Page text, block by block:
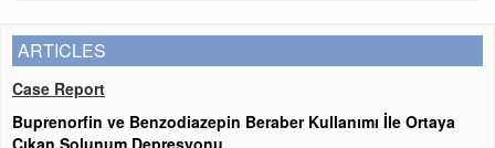
ARTICLES
Case Report
Buprenorfin ve Benzodiazepin Beraber Kullanımı İle Ortaya
Çıkan Solunum Depresyonu